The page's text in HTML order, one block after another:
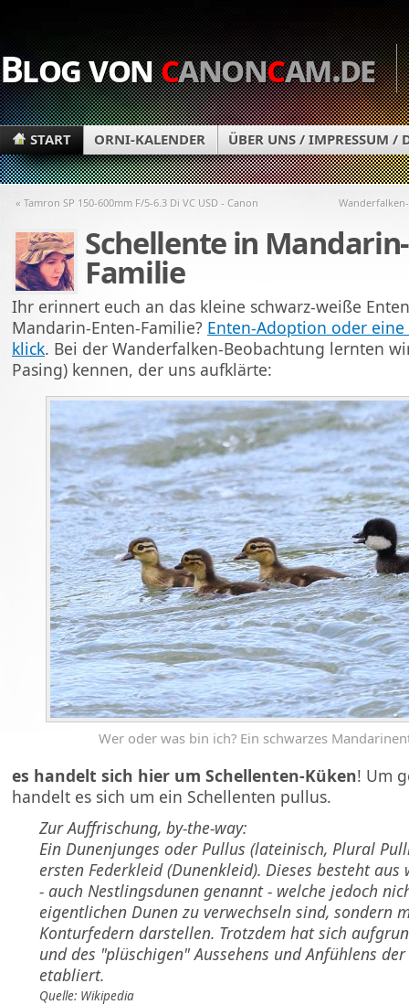
Blog voncanoncam.de
START ORNI-KALENDER ÜBER UNS / IMPRESSUM /
« Tamron SP 150-600mm F/5-6.3 Di VC USD - Canon
Schellente in
Familie
Ihr erinnert euch an das kleine schwarz-weiße
Mandarin-Enten-Familie? Enten-Adoption oder
klick. Bei der Wanderfalken-Beobachtung lernten
Pasing) kennen, der uns aufklärte:
Wer oder was bin ich? Ein schwarzes
es handelt sich hier um Schellenten-Küken! Um
handelt es sich um ein Schellenten pullus.
Zur Auffrischung, by-the-way:
Ein Dunenjunges oder Pullus (lateinisch, Plural
ersten Federkleid (Dunenkleid). Dieses besteht aus
- auch Nestlingsdunen genannt - welche jedoch
eigentlichen Dunen zu verwechseln sind, sondern
Konturfedern darstellen. Trotzdem hat sich
und des "plüschigen" Aussehens und Anfühlens
etabliert.
Quelle: Wikipedia